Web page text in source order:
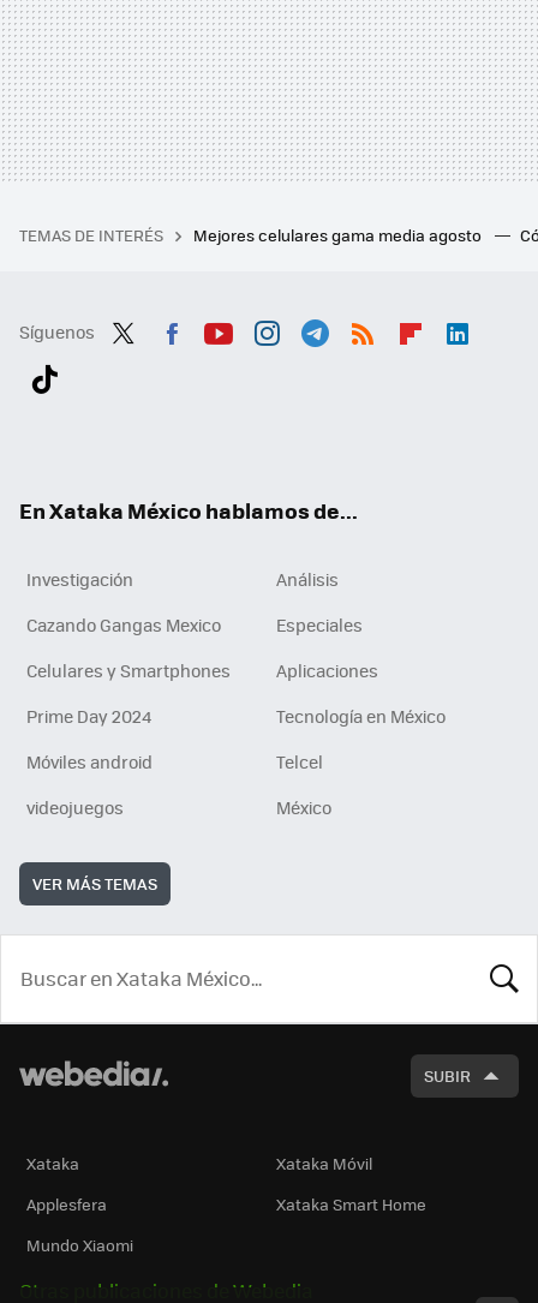
TEMAS DE INTERÉS Mejores celulares gama media agosto
Síguenos
En Xataka México hablamos de...
Investigación
Análisis
Cazando Gangas Mexico
Especiales
Celulares y Smartphones
Aplicaciones
Prime Day 2024
Tecnología en México
Móviles android
Telcel
videojuegos
México
VER MÁS TEMAS
SUBIR
Xataka
Xataka Móvil
Applesfera
Xataka Smart Home
Mundo Xiaomi
Otras publicaciones de Webedia